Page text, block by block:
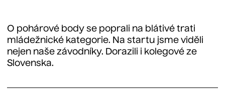
O pohárové body se poprali na blátivé trati
mládežnické kategorie. Na startu jsme viděli
nejen naše závodníky. Dorazili i kolegové ze
Slovenska.